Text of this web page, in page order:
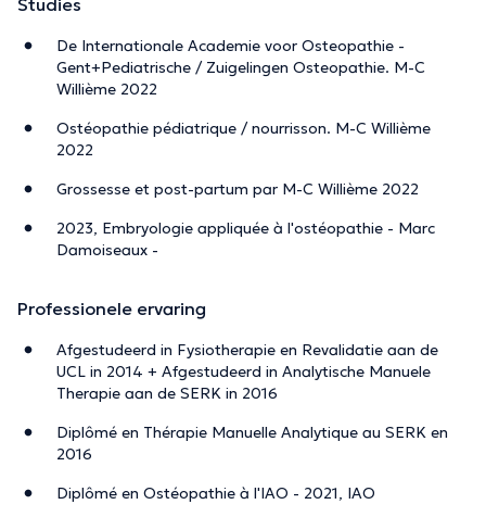
De Internationale Academie voor Osteopathie -
Gent+Pediatrische / Zuigelingen Osteopathie. M-C
Willième 2022
Ostéopathie pédiatrique / nourrisson. M-C Willième
2022
Grossesse et post-partum par M-C Willième 2022
2023, Embryologie appliquée à l'ostéopathie - Marc
Damoiseaux -
Professionele ervaring
Afgestudeerd in Fysiotherapie en Revalidatie aan de
UCL in 2014 + Afgestudeerd in Analytische Manuele
Therapie aan de SERK in 2016
Diplômé en Thérapie Manuelle Analytique au SERK en
2016
Diplômé en Ostéopathie à l'IAO - 2021, IAO